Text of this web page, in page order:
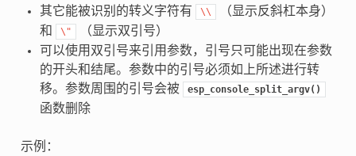
其它能被识别的转义字符有
\\
（显示反斜杠本身）
和
\"
（显示双引号）
可以使用双引号来引用参数，引号只可能出现在参数
的开头和结尾。参数中的引号必须如上所述进行转
移。参数周围的引号会被
esp_console_split_argv()
函数删除
示例：